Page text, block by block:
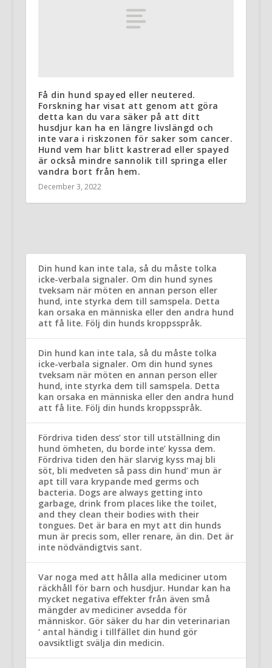
Få din hund spayed eller neutered.
Forskning har visat att genom att göra
detta kan du vara säker på att ditt
husdjur kan ha en längre livslängd och
inte vara i riskzonen för saker som cancer.
Hund vem har blitt kastrerad eller spayed
är också mindre sannolik till springa eller
vandra bort från hem.
December 3, 2022
Din hund kan inte tala, så du måste tolka
icke-verbala signaler. Om din hund synes
tveksam när möten en annan person eller
hund, inte styrka dem till samspela. Detta
kan orsaka en människa eller den andra hund
att få lite. Följ din hunds kroppsspråk.
Din hund kan inte tala, så du måste tolka
icke-verbala signaler. Om din hund synes
tveksam när möten en annan person eller
hund, inte styrka dem till samspela. Detta
kan orsaka en människa eller den andra hund
att få lite. Följ din hunds kroppsspråk.
Fördriva tiden dess’ stor till utställning din
hund ömheten, du borde inte’ kyssa dem.
Fördriva tiden den här slarvig kyss maj bli
söt, bli medveten så pass din hund’ mun är
apt till vara krypande med germs och
bacteria. Dogs are always getting into
garbage, drink from places like the toilet,
and they clean their bodies with their
tongues. Det är bara en myt att din hunds
mun är precis som, eller renare, än din. Det är
inte nödvändigtvis sant.
Var noga med att hålla alla mediciner utom
räckhåll för barn och husdjur. Hundar kan ha
mycket negativa effekter från även små
mängder av mediciner avsedda för
människor. Gör säker du har din veterinarian
‘ antal händig i tillfället din hund gör
oavsiktligt svälja din medicin.